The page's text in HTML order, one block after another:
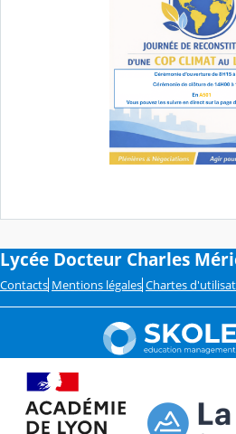
Lycée Docteur Charles
Contacts Mentions légales Chartes